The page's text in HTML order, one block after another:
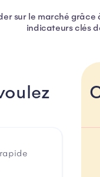
sur le marché
indicateurs clés